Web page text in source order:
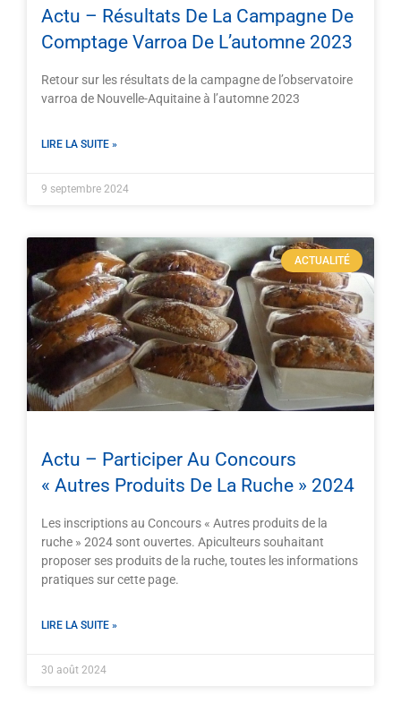
Actu – Résultats De La Campagne De
Comptage Varroa De L’automne 2023
Retour sur les résultats de la campagne de l’observatoire
varroa de Nouvelle-Aquitaine à l’automne 2023
LIRE LA SUITE »
9 septembre 2024
ACTUALITÉ
Actu – Participer Au Concours
« Autres Produits De La Ruche » 2024
Les inscriptions au Concours « Autres produits de la
ruche » 2024 sont ouvertes. Apiculteurs souhaitant
proposer ses produits de la ruche, toutes les informations
pratiques sur cette page.
LIRE LA SUITE »
30 août 2024